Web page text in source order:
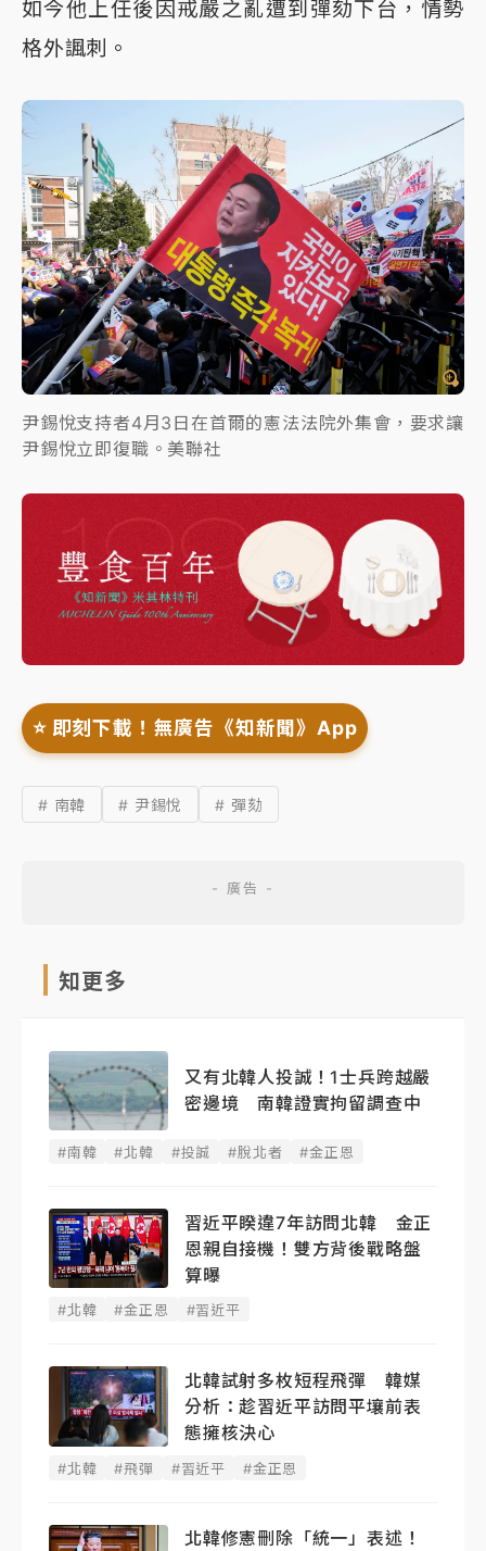
如今他上任後因戒嚴之亂遭到彈劾下台，情勢
格外諷刺。
尹錫悅支持者4月3日在首爾的憲法法院外集會，要求讓
尹錫悅立即復職。美聯社
⭐️ 即刻下載！無廣告《知新聞》App
# 南韓 # 尹錫悅 # 彈劾
知更多
又有北韓人投誠！1士兵跨越嚴
密邊境 南韓證實拘留調查中
#南韓 #北韓 #投誠 #脫北者 #金正恩
習近平睽違7年訪問北韓 金正
恩親自接機！雙方背後戰略盤
算曝
#北韓 #金正恩 #習近平
北韓試射多枚短程飛彈 韓媒
分析：趁習近平訪問平壤前表
態擁核決心
#北韓 #飛彈 #習近平 #金正恩
北韓修憲刪除「統一」表述！